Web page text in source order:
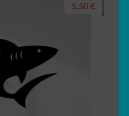
5,50 €